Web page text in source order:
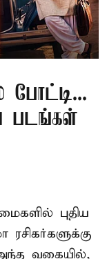
படங்கள்
புதிய
ரசிகர்களுக்கு
வகையில்,